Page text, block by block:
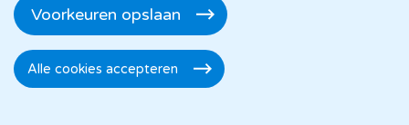
Voorkeuren opslaan
Alle cookies accepteren
Toestemming
intrekken
Footer
Toegankelijkheidsverklaring